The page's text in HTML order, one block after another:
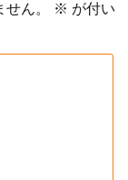
ん。 ※ が付い